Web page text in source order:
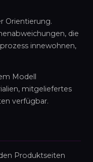
Orientierung.
die
innewohnen,
Modell
mitgeliefertes
verfügbar.
Produktseiten